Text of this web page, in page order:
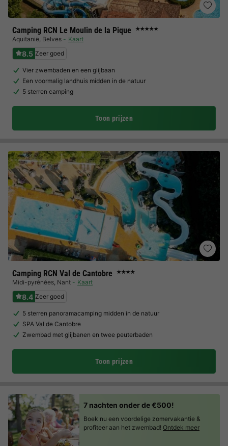
Camping RCN Le Moulin de la Pique ★★★★★
Aquitanië, Belves Kaart
8.5 Zeer goed
Vier zwembaden en een glijbaan
Een voormalig landhuis midden in de natuur
5 sterren camping
Toon prijzen
Camping RCN Val de Cantobre ★★★★
Midi-pyrénées, Nant Kaart
8.4 Zeer goed
5 sterren panoramacamping midden in de natuur
SPA Val de Cantobre
Zwembad met glijbanen en twee peuterbaden
Toon prijzen
7 nachten onder de €500!
Boek nu een voordelige zomervakantie &
profiteer aan het zwembad! Ontdek meer